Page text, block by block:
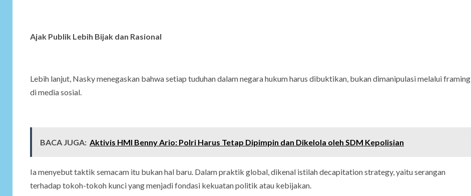
Ajak Publik Lebih Bijak dan Rasional
Lebih lanjut, Nasky menegaskan bahwa setiap tuduhan dalam negara hukum harus dibuktikan, bukan dimanipulasi melalui framing
di media sosial.
BACA JUGA: Aktivis HMI Benny Ario: Polri Harus Tetap Dipimpin dan Dikelola oleh SDM Kepolisian
Ia menyebut taktik semacam itu bukan hal baru. Dalam praktik global, dikenal istilah decapitation strategy, yaitu serangan
terhadap tokoh-tokoh kunci yang menjadi fondasi kekuatan politik atau kebijakan.